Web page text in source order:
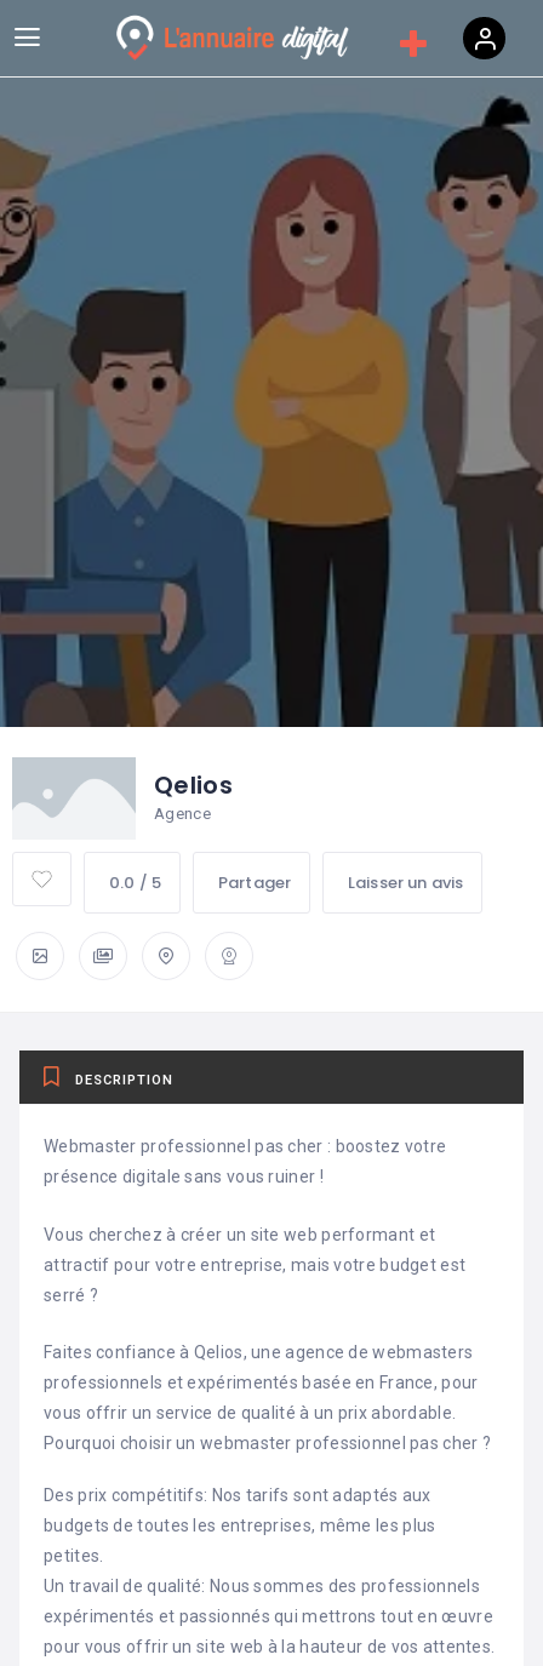
Qelios
Agence
0.0 / 5 Partager Laisser un avis
DESCRIPTION
Webmaster professionnel pas cher : boostez votre
présence digitale sans vous ruiner !
Vous cherchez à créer un site web performant et
attractif pour votre entreprise, mais votre budget est
serré ?
Faites confiance à Qelios, une agence de webmasters
professionnels et expérimentés basée en France, pour
vous offrir un service de qualité à un prix abordable.
Pourquoi choisir un webmaster professionnel pas cher ?
Des prix compétitifs: Nos tarifs sont adaptés aux
budgets de toutes les entreprises, même les plus
petites.
Un travail de qualité: Nous sommes des professionnels
expérimentés et passionnés qui mettrons tout en œuvre
pour vous offrir un site web à la hauteur de vos attentes.